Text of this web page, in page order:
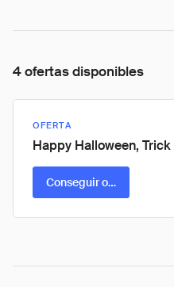
4 ofertas disponibles
OFERTA
Happy Halloween, Trick
Conseguir oferta